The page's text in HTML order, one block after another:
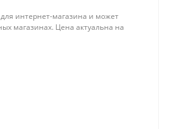
интернет-магазина и может
магазинах. Цена актуальна на